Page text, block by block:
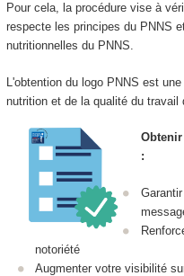
Pour cela, la procédure vise à
respecte les principes du PNNS
nutritionnelles du PNNS.
L'obtention du logo PNNS est
nutrition et de la qualité du travail
:
notoriété
Augmenter votre visibilité